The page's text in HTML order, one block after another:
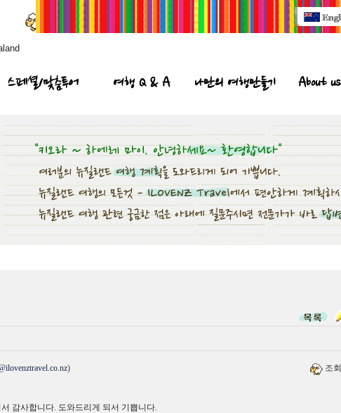
스페셜/맞춤투어 여행 Q & A 나만의 여행만들기 About us
) 조회
감사합니다. 도와드리게 되서 기쁩니다.